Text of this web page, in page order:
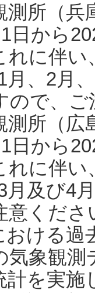
測所（
日から
に伴い
月、2月
ので、
測所（
日から
に伴い
月及び4
意くだ
ける過
気象観
計を実